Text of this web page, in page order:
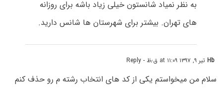
به نظر نمیاد شانستون خیلی زیاد باشه برای روزانه
های تهران. بیشتر برای شهرستان ها شانس دارید.
Hbتیر ۹, ۱۳۹۷ at ۱۱:۰۹ ق٫ظ - Reply
سلام من میخواستم یکی از کد های انتخاب رشته م رو حذف کنم